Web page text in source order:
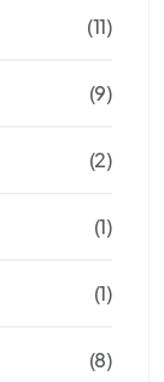
(11)
(9)
(2)
(1)
(1)
(8)